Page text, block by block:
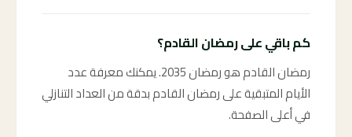
كم باقي على رمضان القادم؟
رمضان القادم هو رمضان 2035. يمكنك معرفة عدد
الأيام المتبقية على رمضان القادم بدقة من العداد التنازلي
في أعلى الصفحة.